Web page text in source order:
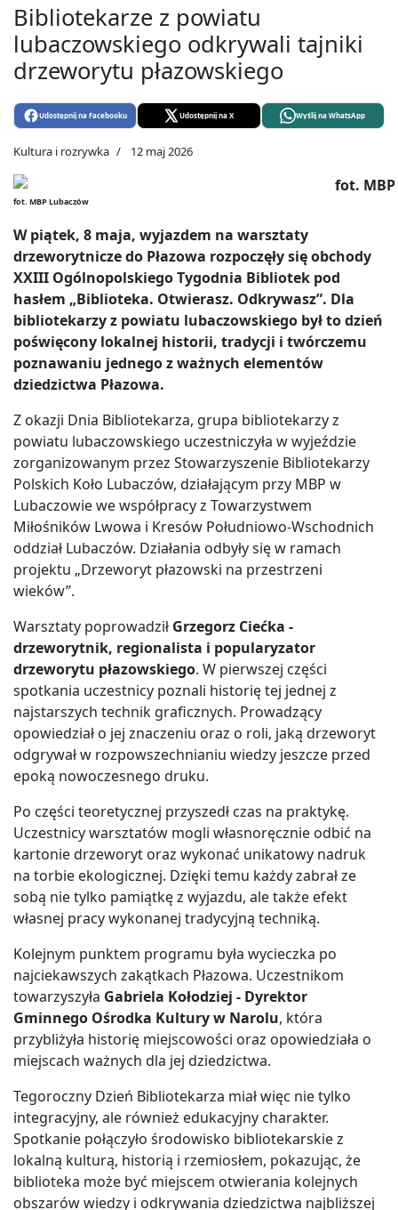
Bibliotekarze z powiatu
lubaczowskiego odkrywali tajniki
drzeworytu płazowskiego
Udostępnij na Facebooku Udostępnij na X Wyślij na WhatsApp
Kultura i rozrywka 12 maj 2026
fot. MBP Lubaczów
W piątek, 8 maja, wyjazdem na warsztaty
drzeworytnicze do Płazowa rozpoczęły się obchody
XXIII Ogólnopolskiego Tygodnia Bibliotek pod
hasłem „Biblioteka. Otwierasz. Odkrywasz”. Dla
bibliotekarzy z powiatu lubaczowskiego był to dzień
poświęcony lokalnej historii, tradycji i twórczemu
poznawaniu jednego z ważnych elementów
dziedzictwa Płazowa.
Z okazji Dnia Bibliotekarza, grupa bibliotekarzy z
powiatu lubaczowskiego uczestniczyła w wyjeździe
zorganizowanym przez Stowarzyszenie Bibliotekarzy
Polskich Koło Lubaczów, działającym przy MBP w
Lubaczowie we współpracy z Towarzystwem
Miłośników Lwowa i Kresów Południowo-Wschodnich
oddział Lubaczów. Działania odbyły się w ramach
projektu „Drzeworyt płazowski na przestrzeni
wieków”.
Warsztaty poprowadził Grzegorz Ciećka -
drzeworytnik, regionalista i popularyzator
drzeworytu płazowskiego. W pierwszej części
spotkania uczestnicy poznali historię tej jednej z
najstarszych technik graficznych. Prowadzący
opowiedział o jej znaczeniu oraz o roli, jaką drzeworyt
odgrywał w rozpowszechnianiu wiedzy jeszcze przed
epoką nowoczesnego druku.
Po części teoretycznej przyszedł czas na praktykę.
Uczestnicy warsztatów mogli własnoręcznie odbić na
kartonie drzeworyt oraz wykonać unikatowy nadruk
na torbie ekologicznej. Dzięki temu każdy zabrał ze
sobą nie tylko pamiątkę z wyjazdu, ale także efekt
własnej pracy wykonanej tradycyjną techniką.
Kolejnym punktem programu była wycieczka po
najciekawszych zakątkach Płazowa. Uczestnikom
towarzyszyła Gabriela Kołodziej - Dyrektor
Gminnego Ośrodka Kultury w Narolu, która
przybliżyła historię miejscowości oraz opowiedziała o
miejscach ważnych dla jej dziedzictwa.
Tegoroczny Dzień Bibliotekarza miał więc nie tylko
integracyjny, ale również edukacyjny charakter.
Spotkanie połączyło środowisko bibliotekarskie z
lokalną kulturą, historią i rzemiosłem, pokazując, że
biblioteka może być miejscem otwierania kolejnych
obszarów wiedzy i odkrywania dziedzictwa najbliższej